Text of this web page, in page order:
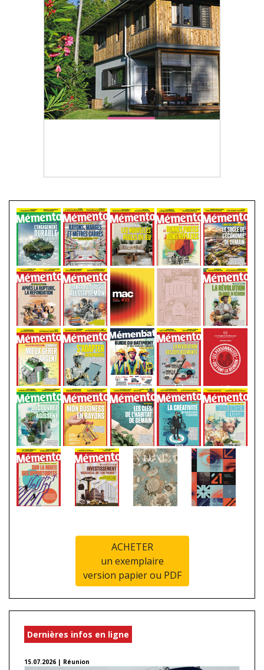
ACHETER
un exemplaire
version papier ou PDF
Dernières infos en ligne
15.07.2026 | Réunion